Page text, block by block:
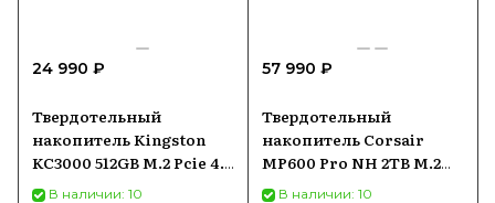
24 990 ₽
Твердотельный
накопитель Kingston
KC3000 512GB M.2 Pcie 4.0
NVMe SKC3000S512G
В наличии: 10
57 990 ₽
Твердотельный
накопитель Corsair
MP600 Pro NH 2TB M.2
(CSSDF2000GBMP600PNH)
В наличии: 10